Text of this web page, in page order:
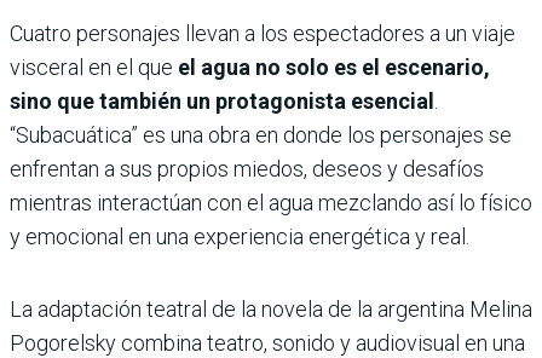
Cuatro personajes llevan a los espectadores a un viaje
visceral en el que el agua no solo es el escenario,
sino que también un protagonista esencial .
“Subacuática” es una obra en donde los personajes se
enfrentan a sus propios miedos, deseos y desafíos
mientras interactúan con el agua mezclando así lo físico
y emocional en una experiencia energética y real.
La adaptación teatral de la novela de la argentina Melina
Pogorelsky combina teatro, sonido y audiovisual en una